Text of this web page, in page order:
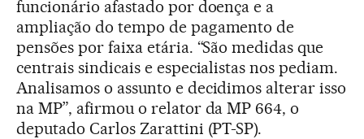
funcionário afastado por doença e a
ampliação do tempo de pagamento de
pensões por faixa etária. “São medidas que
centrais sindicais e especialistas nos pediam.
Analisamos o assunto e decidimos alterar isso
na MP”, afirmou o relator da MP 664, o
deputado Carlos Zarattini (PT-SP).